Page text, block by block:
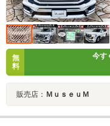
無
料
今す
販売店： ＭｕｓｅｕＭ